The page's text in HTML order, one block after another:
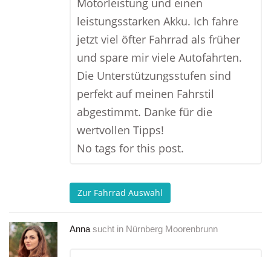
Motorleistung und einen
leistungsstarken Akku. Ich fahre
jetzt viel öfter Fahrrad als früher
und spare mir viele Autofahrten.
Die Unterstützungsstufen sind
perfekt auf meinen Fahrstil
abgestimmt. Danke für die
wertvollen Tipps!
No tags for this post.
Zur Fahrrad Auswahl
Anna sucht in Nürnberg Moorenbrunn